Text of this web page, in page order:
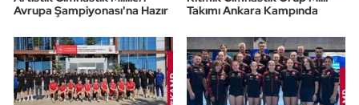
Avrupa Şampiyonası'na Hazır
Takımı Ankara Kampında